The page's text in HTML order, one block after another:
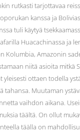
rutkasti tarjottavaa
kanssa ja
tuli käytyä
Huacachinassa ja
Kolumbia, Amazonin
niitä asioita mitkä
yleisesti ottaen todella
tahansa. Muutaman
vaihdon aikana.
täältä. On ollut
täälla on